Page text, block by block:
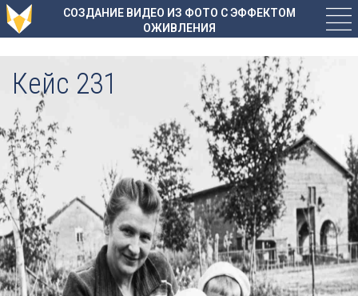
СОЗДАНИЕ ВИДЕО ИЗ ФОТО С ЭФФЕКТОМ
ОЖИВЛЕНИЯ
Кейс 231